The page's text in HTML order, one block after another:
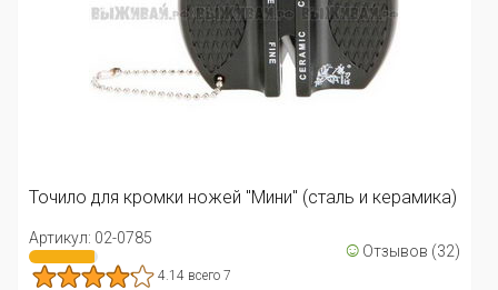
и керамика)
☺Отзывов (32)
Точило Bear Grylls Field Sharpener
806 р.